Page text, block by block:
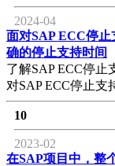
2024-04
面对SAP ECC停
确的停止支持时间
了解SAP ECC停
对SAP ECC停止支
10
2023-02
在SAP项目中，整